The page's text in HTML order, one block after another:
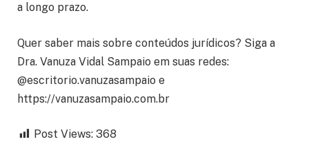
a longo prazo.
Quer saber mais sobre conteúdos jurídicos? Siga a
Dra. Vanuza Vidal Sampaio em suas redes:
@escritorio.vanuzasampaio e
https://vanuzasampaio.com.br
Post Views: 368